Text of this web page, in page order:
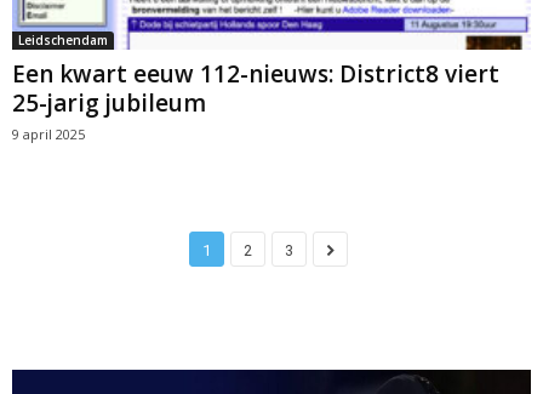
Leidschendam
Een kwart eeuw 112-nieuws: District8 viert
25-jarig jubileum
9 april 2025
1 2 3